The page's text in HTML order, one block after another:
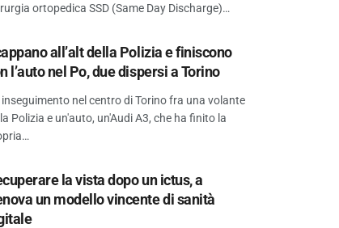
ortopedica SSD (Same Day Discharge)…
all’alt della Polizia e finiscono
l’auto nel Po, due dispersi a Torino
inseguimento nel centro di Torino fra una volante
Polizia e un'auto, un'Audi A3, che ha finito la
la vista dopo un ictus, a
un modello vincente di sanità